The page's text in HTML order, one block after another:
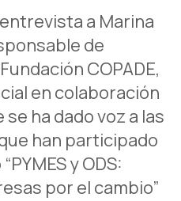
a Marina
de
COPADE,
en colaboración
se ha dado voz a las
han participado
y ODS:
por el cambio”